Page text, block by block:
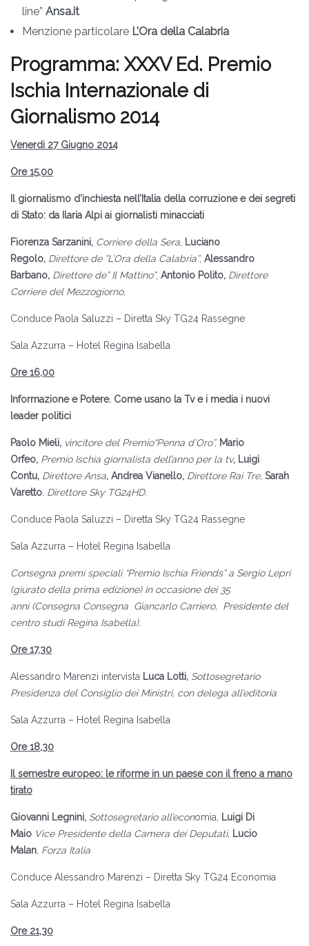
line” Ansa.it
Menzione particolare L’Ora della Calabria
Programma: XXXV Ed. Premio
Ischia Internazionale di
Giornalismo 2014
Venerdi 27 Giugno 2014
Ore 15,00
Il giornalismo d’inchiesta nell’Italia della corruzione e dei segreti
di Stato: da Ilaria Alpi ai giornalisti minacciati
Fiorenza Sarzanini, Corriere della Sera Luciano
Regolo, Direttore de ”L’Ora della Calabria”, Alessandro
Barbano, Direttore de” Il Mattino”, Antonio Polito, Direttore
Corriere del Mezzogiorno,
Conduce Paola Saluzzi – Diretta Sky TG24 Rassegne
Sala Azzurra – Hotel Regina Isabella
Ore 16,00
Informazione e Potere. Come usano la Tv e i media i nuovi
leader politici
Paolo Mieli, vincitore del Premio“Penna d’Oro”, Mario
Orfeo, Premio Ischia giornalista dell’anno per la tv, Luigi
Contu, Direttore Ansa, Andrea Vianello, Direttore Rai Tre, Sarah
Varetto, Direttore Sky TG24HD.
Conduce Paola Saluzzi – Diretta Sky TG24 Rassegne
Sala Azzurra – Hotel Regina Isabella
Consegna premi speciali “Premio Ischia Friends” a Sergio Lepri
(giurato della prima edizione) in occasione dei 35
anni(Consegna Consegna Giancarlo Carriero, Presidente del
centro studi Regina Isabella).
Ore 17,30
Alessandro Marenzi intervista Luca Lotti, Sottosegretario
Presidenza del Consiglio dei Ministri, con delega all’editoria
Sala Azzurra – Hotel Regina Isabella
Ore 18,30
Il semestre europeo: le riforme in un paese con il freno a mano
tirato
Giovanni Legnini, Sottosegretario all’economia, Luigi Di
Maio Vice Presidente della Camera dei Deputati, Lucio
Malan, Forza Italia
Conduce Alessandro Marenzi – Diretta Sky TG24 Economia
Sala Azzurra – Hotel Regina Isabella
Ore 21,30